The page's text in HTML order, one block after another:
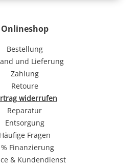
Onlineshop
Bestellung
und Lieferung
Zahlung
Retoure
widerrufen
Reparatur
Entsorgung
Häufige Fragen
Finanzierung
& Kundendienst